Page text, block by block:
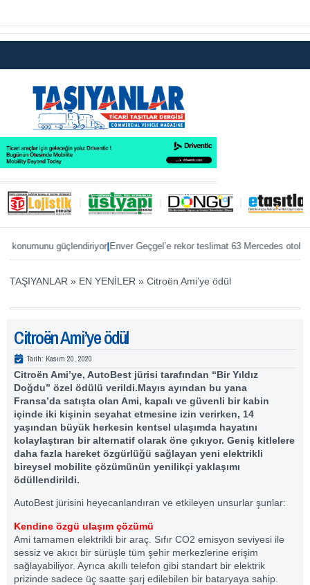
güçlendiriyor|Enver Geçgel’e rekor teslimat 63 Mercedes otobüs|
TAŞIYANLAR » EN YENİLER » Citroën Ami’ye ödül
Citroën Ami’ye ödül
Tarih: Kasım 20, 2020
Citroën Ami’ye, AutoBest jürisi tarafından “Bir Yıldız
Doğdu” özel ödülü verildi.Mayıs ayından bu yana
Fransa’da satışta olan Ami, kapalı ve güvenli bir kabin
içinde iki kişinin seyahat etmesine izin verirken, 14
yaşından büyük herkesin kentsel ulaşımda hayatını
kolaylaştıran bir alternatif olarak öne çıkıyor. Geniş kitlelere
daha fazla hareket özgürlüğü sağlayan yeni elektrikli
bireysel mobilite çözümünün yenilikçi yaklaşımı
ödüllendirildi.
AutoBest jürisini heyecanlandıran ve etkileyen unsurlar şunlar:
Kendine özgü ulaşım çözümü
Ami tamamen elektrikli bir araç. Sıfır CO2 emisyon seviyesi ile
sessiz ve akıcı bir sürüşle tüm şehir merkezlerine erişim
sağlayabiliyor. Ayrıca akıllı telefon gibi standart bir elektrik
prizinde sadece üç saatte şarj edilebilen bir bataryaya sahip.